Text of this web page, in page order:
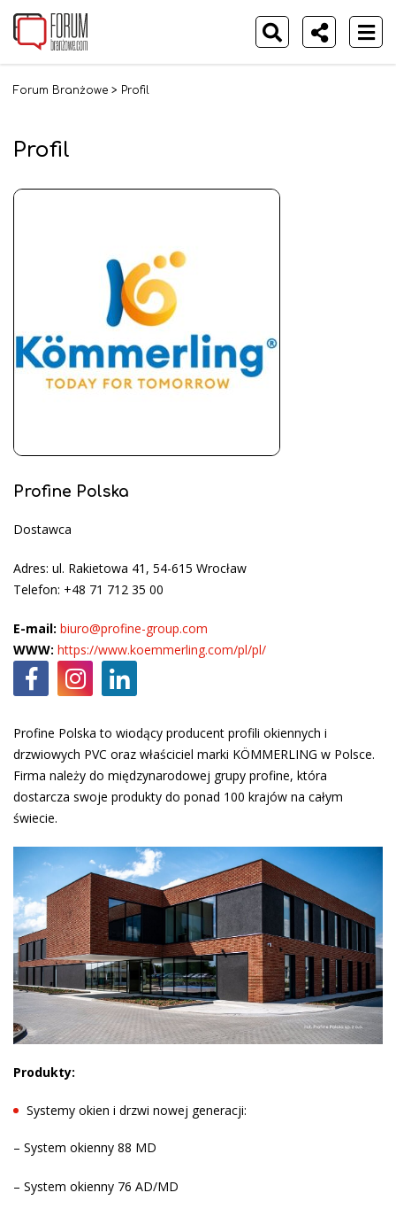
Forum Branżowe > Profil
Profil
Profine Polska
Dostawca
Adres: ul. Rakietowa 41, 54-615 Wrocław
Telefon: +48 71 712 35 00
E-mail: biuro@profine-group.com
WWW: https://www.koemmerling.com/pl/pl/
Profine Polska to wiodący producent profili okiennych i
drzwiowych PVC oraz właściciel marki KÖMMERLING w Polsce.
Firma należy do międzynarodowej grupy profine, która
dostarcza swoje produkty do ponad 100 krajów na całym
świecie.
Produkty:
Systemy okien i drzwi nowej generacji:
– System okienny 88 MD
– System okienny 76 AD/MD